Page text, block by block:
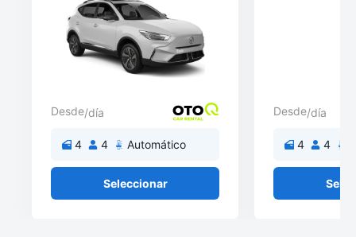
Desde/día
4 4 Automático
Seleccionar
Desde/día
4 4